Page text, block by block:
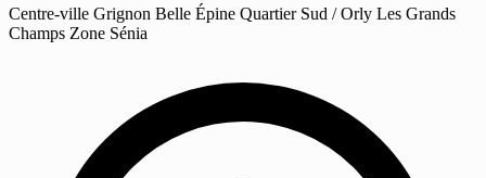
Centre-ville Grignon Belle Épine Quartier Sud / Orly Les Grands
Champs Zone Sénia